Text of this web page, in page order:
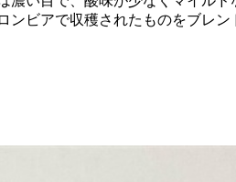
ビアで収穫されたものをブレン